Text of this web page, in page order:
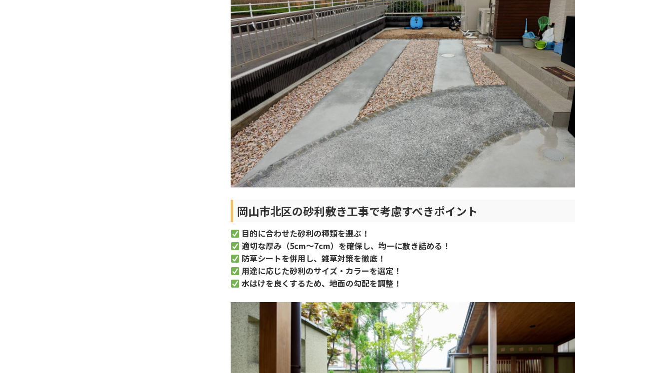
岡山市北区の砂利敷き工事で考慮すべきポイント
目的に合わせた砂利の種類を選ぶ！
適切な厚み（5cm～7cm）を確保し、均一に敷き詰める！
防草シートを併用し、雑草対策を徹底！
用途に応じた砂利のサイズ・カラーを選定！
水はけを良くするため、地面の勾配を調整！